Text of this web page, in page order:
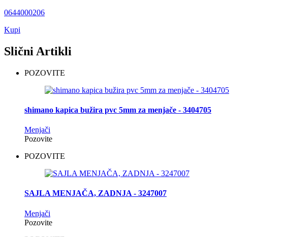
0644000206
Kupi
Slični Artikli
POZOVITE
shimano kapica bužira pvc 5mm za menjače - 3404705
Menjači
Pozovite
POZOVITE
SAJLA MENJAČA, ZADNJA - 3247007
Menjači
Pozovite